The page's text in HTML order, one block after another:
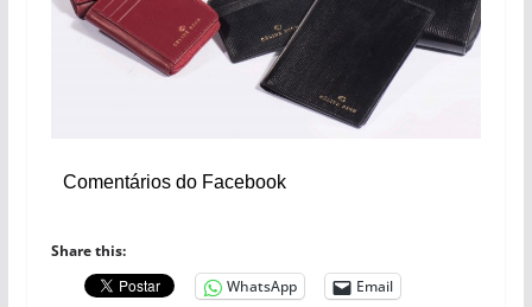
Comentários do Facebook
Share this:
WhatsApp
Email